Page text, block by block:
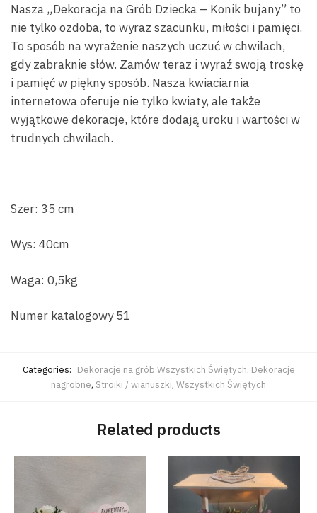
Nasza „Dekoracja na Grób Dziecka – Konik bujany” to
nie tylko ozdoba, to wyraz szacunku, miłości i pamięci.
To sposób na wyrażenie naszych uczuć w chwilach,
gdy zabraknie słów. Zamów teraz i wyraź swoją troskę
i pamięć w piękny sposób. Nasza kwiaciarnia
internetowa oferuje nie tylko kwiaty, ale także
wyjątkowe dekoracje, które dodają uroku i wartości w
trudnych chwilach.
Szer: 35 cm
Wys: 40cm
Waga: 0,5kg
Numer katalogowy 51
Categories: Dekoracje na grób Wszystkich Świętych, Dekoracje
nagrobne, Stroiki / wianuszki, Wszystkich Świętych
Related products